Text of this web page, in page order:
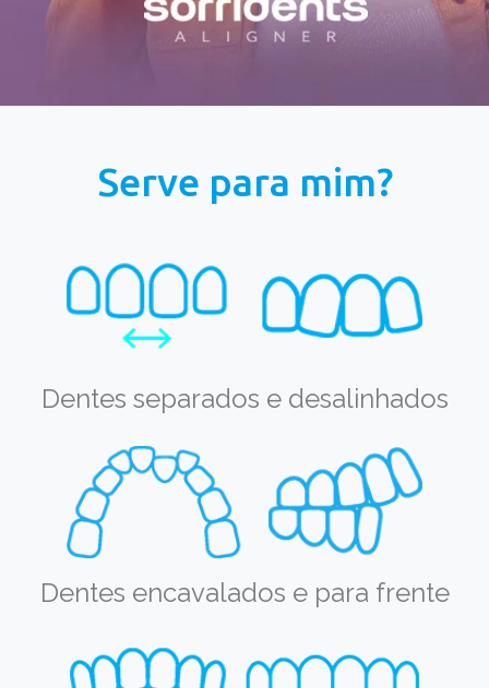
Serve para mim?
Dentes separados e desalinhados
Dentes encavalados e para frente